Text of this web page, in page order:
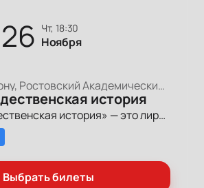
26 чт, 18:30
Ноября
Ростов-на-Дону, Ростовский Академический Театр Драмы, Малая сцена
история
«Почти рождественская история» — это лирическая и смешная история о людях, которые ищут свою дорогу к счастью.
Выбрать билеты